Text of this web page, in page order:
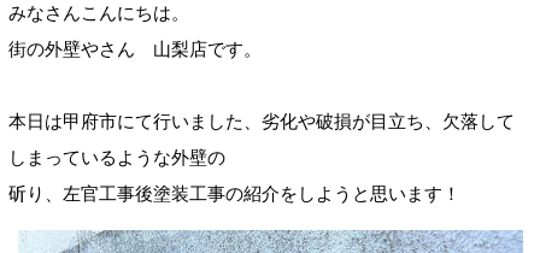
みなさんこんにちは。
街の外壁やさん 山梨店です。
本日は甲府市にて行いました、劣化や破損が目立ち、欠落して
しまっているような外壁の
斫り、左官工事後塗装工事の紹介をしようと思います！